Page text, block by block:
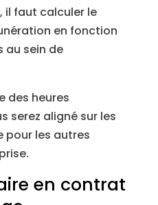
il faut calculer le
en fonction
au sein de
des heures
serez aligné sur les
pour les autres
en contrat